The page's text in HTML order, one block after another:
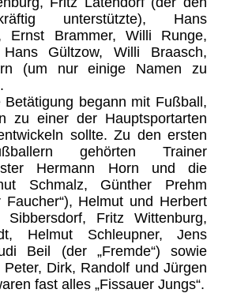
unterstützte), Hans
Ernst Brammer, Willi Runge,
Gültzow, Willi Braasch,
(um nur einige Namen zu
Betätigung begann mit Fußball,
zu einer der Hauptsportarten
sollte. Zu den ersten
gehörten Trainer
Hermann Horn und die
Schmalz, Günther Prehm
Faucher“), Helmut und Herbert
Fritz Wittenburg,
Helmut Schleupner, Jens
Beil (der „Fremde“) sowie
Peter, Dirk, Randolf und Jürgen
fast alles „Fissauer Jungs“.